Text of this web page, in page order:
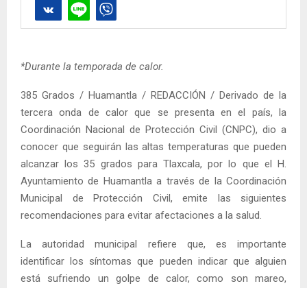
*Durante la temporada de calor.
385 Grados / Huamantla / REDACCIÓN / Derivado de la
tercera onda de calor que se presenta en el país, la
Coordinación Nacional de Protección Civil (CNPC), dio a
conocer que seguirán las altas temperaturas que pueden
alcanzar los 35 grados para Tlaxcala, por lo que el H.
Ayuntamiento de Huamantla a través de la Coordinación
Municipal de Protección Civil, emite las siguientes
recomendaciones para evitar afectaciones a la salud.
La autoridad municipal refiere que, es importante
identificar los síntomas que pueden indicar que alguien
está sufriendo un golpe de calor, como son mareo,